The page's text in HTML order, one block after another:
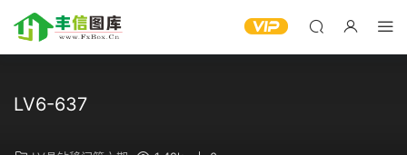
LV6-637